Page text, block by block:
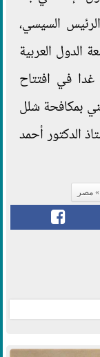
السيسي،
الدول العربية
في افتتاح
بمكافحة شلل
الدكتور أحمد
مصر